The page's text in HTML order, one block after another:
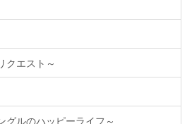
クエスト～
グルのハッピーライフ～